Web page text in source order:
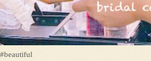
#beautiful